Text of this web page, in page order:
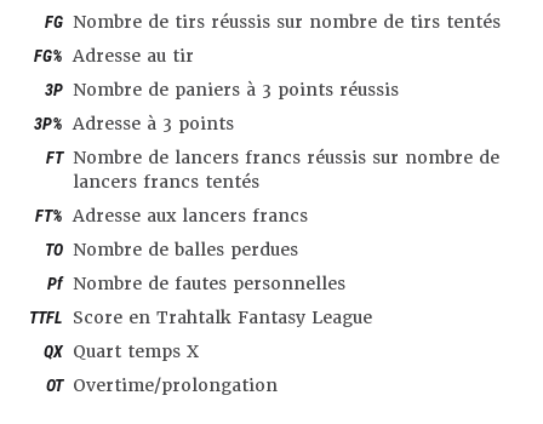
FG Nombre de tirs réussis sur nombre de tirs tentés
FG% Adresse au tir
3P Nombre de paniers à 3 points réussis
3P% Adresse à 3 points
FT Nombre de lancers francs réussis sur nombre de
lancers francs tentés
FT% Adresse aux lancers francs
TO Nombre de balles perdues
Pf Nombre de fautes personnelles
TTFL Score en Trahtalk Fantasy League
QX Quart temps X
OT Overtime/prolongation